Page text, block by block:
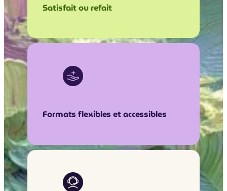
Satisfait ou refait
Formats flexibles et accessibles